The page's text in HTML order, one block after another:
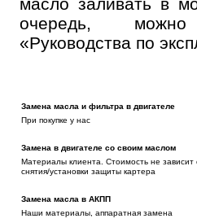
очередь,
«Руководства по
Замена масла и фильтра в двигателе
При покупке у нас
Замена в двигателе со своим маслом
Материалы клиента. Стоимость не зависит
снятия/установки защиты картера
Замена масла в АКПП
Наши материалы, аппаратная замена